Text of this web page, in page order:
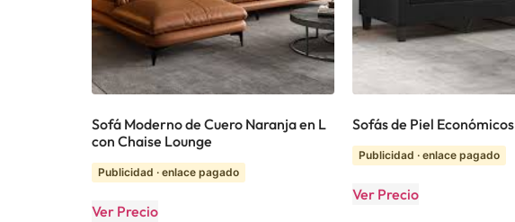
Sofá Moderno de Cuero Naranja en L
con Chaise Lounge
Publicidad · enlace pagado
Ver Precio
Sofás de Piel Económicos
Publicidad · enlace pagado
Ver Precio